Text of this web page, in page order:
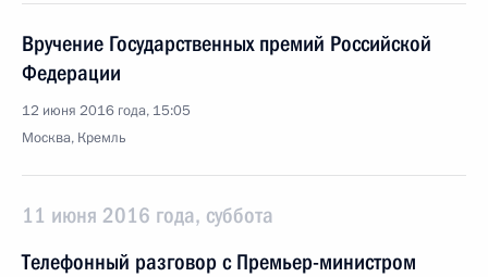
Вручение Государственных премий Российской
Федерации
12 июня 2016 года, 15:05
Москва, Кремль
11 июня 2016 года, суббота
Телефонный разговор с Премьер-министром